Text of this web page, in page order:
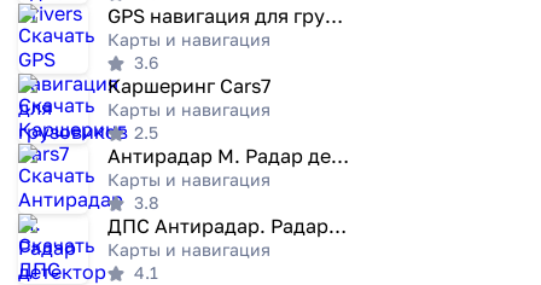
GPS навигация для грузовиков
Карты и навигация
3.6
Каршеринг Cars7
Карты и навигация
2.5
Антирадар М. Радар детектор ка
Карты и навигация
3.8
ДПС Антирадар. Радар Камер HUD
Карты и навигация
4.1